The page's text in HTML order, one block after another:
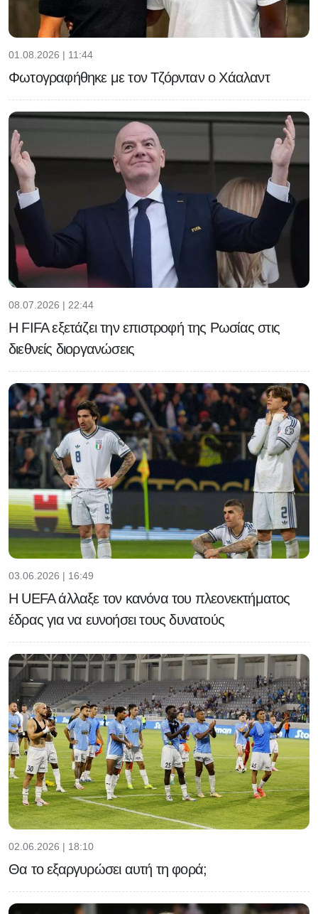
01.08.2026 | 11:44
Φωτογραφήθηκε με τον Τζόρνταν ο Χάαλαντ
08.07.2026 | 22:44
Η FIFA εξετάζει την επιστροφή της Ρωσίας στις
διεθνείς διοργανώσεις
03.06.2026 | 16:49
H UEFA άλλαξε τον κανόνα του πλεονεκτήματος
έδρας για να ευνοήσει τους δυνατούς
02.06.2026 | 18:10
Θα το εξαργυρώσει αυτή τη φορά;